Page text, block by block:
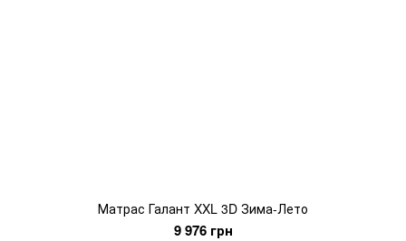
Матрас Галант XXL 3D Зима-Лето
9 976 грн